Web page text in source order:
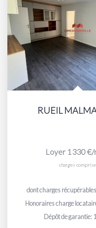
RUEIL
Loyer 1 330 €/
charges
dont charges
Honoraires charge
Dépôt de garantie: